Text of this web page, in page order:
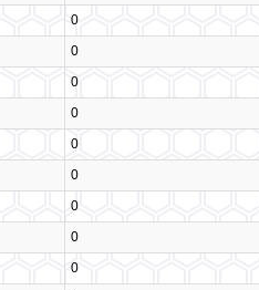
0
0
0
0
0
0
0
0
0